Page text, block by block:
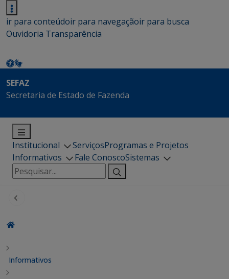
ir para conteúdoir para navegaçãoir para busca
Ouvidoria Transparência
SEFAZ
Secretaria de Estado de Fazenda
Institucional ServiçosProgramas e Projetos
Informativos
Fale ConoscoSistemas
Pesquisar
por:
Informativos